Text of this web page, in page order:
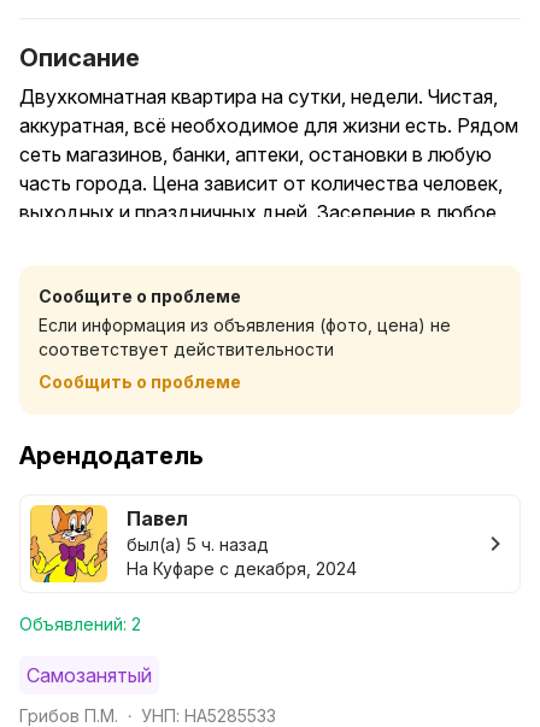
Описание
Двухкомнатная квартира на сутки, недели. Чистая,
аккуратная, всё необходимое для жизни есть. Рядом
сеть магазинов, банки, аптеки, остановки в любую
часть города. Цена зависит от количества человек,
выходных и праздничных дней. Заселение в любое
Сообщите о проблеме
Если информация из объявления (фото, цена) не
соответствует действительности
Сообщить о проблеме
Арендодатель
Павел
был(а) 5 ч. назад
На Куфаре с декабря, 2024
Объявлений: 2
Самозанятый
Грибов П.М. • УНП: HA5285533